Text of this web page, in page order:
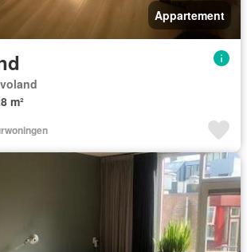
Appartement
m²